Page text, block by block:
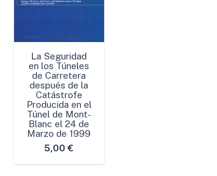
La Seguridad
en los Túneles
de Carretera
después de la
Catástrofe
Producida en el
Túnel de Mont-
Blanc el 24 de
Marzo de 1999
5,00 €